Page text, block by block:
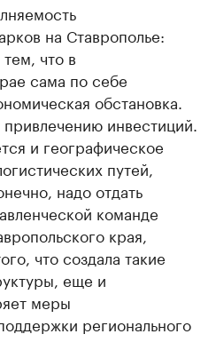
на Ставрополье:
что в
сама по себе
обстановка.
инвестиций.
и географическое
путей,
надо отдать
команде
края,
что создала такие
еще и
меры
регионального